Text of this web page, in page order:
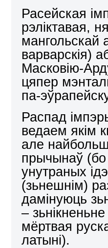
Расейская
рэліктавая,
варварскія)
Масковію-
цяпер
па-
Распад
ведаем якім
але
прычынаў (бо
унутраных
(зьнешнім)
дамінуюць
–
мёртвая
латыні).